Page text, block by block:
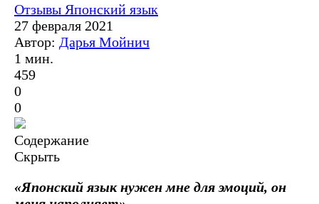
Отзывы Японский язык
27 февраля 2021
Автор: Дарья Мойнич
1 мин.
459
0
0
Содержание
Скрыть
«Японский язык нужен мне для эмоций, он